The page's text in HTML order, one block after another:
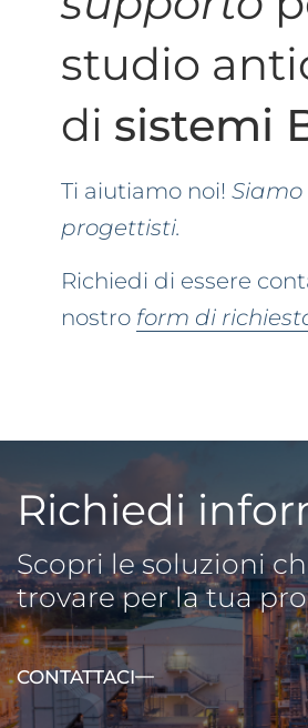
studio
di sistemi
Ti aiutiamo noi!
progettisti.
Richiedi di essere
nostro form di
Richiedi
Scopri le soluzioni
trovare per la tua
CONTATTACI